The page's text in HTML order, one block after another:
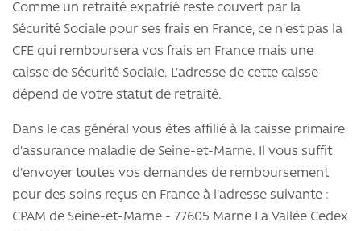
Comme un retraité expatrié reste couvert par la
Sécurité Sociale pour ses frais en France, ce n'est pas la
CFE qui remboursera vos frais en France mais une
caisse de Sécurité Sociale. L'adresse de cette caisse
dépend de votre statut de retraité.
Dans le cas général vous êtes affilié à la caisse primaire
d'assurance maladie de Seine-et-Marne. Il vous suffit
d'envoyer toutes vos demandes de remboursement
pour des soins reçus en France à l'adresse suivante :
CPAM de Seine-et-Marne - 77605 Marne La Vallée Cedex